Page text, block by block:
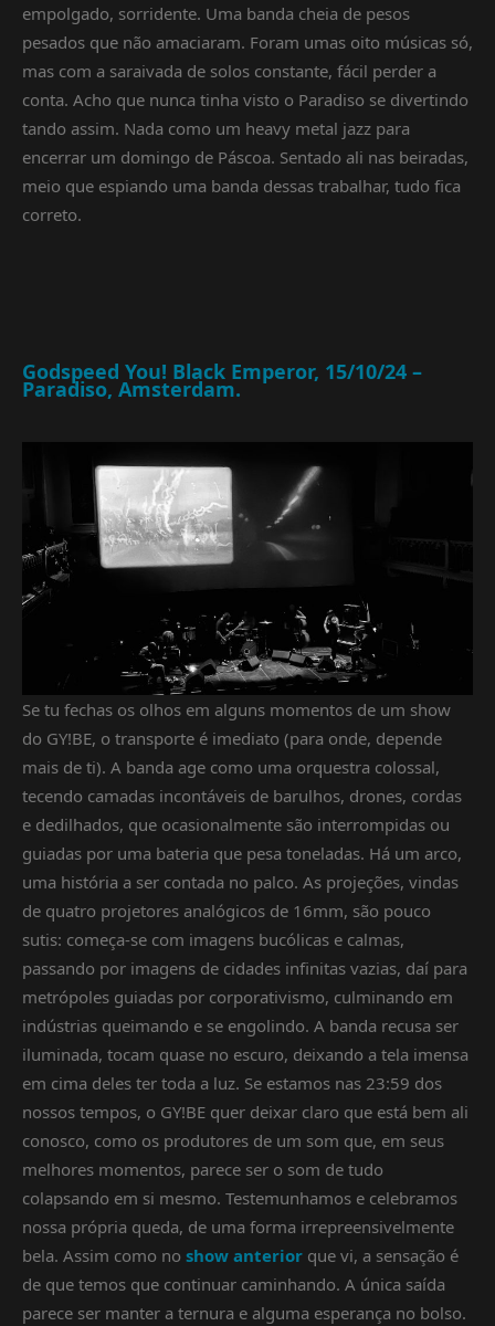
empolgado, sorridente. Uma banda cheia de pesos
pesados que não amaciaram. Foram umas oito músicas só,
mas com a saraivada de solos constante, fácil perder a
conta. Acho que nunca tinha visto o Paradiso se divertindo
tando assim. Nada como um heavy metal jazz para
encerrar um domingo de Páscoa. Sentado ali nas beiradas,
meio que espiando uma banda dessas trabalhar, tudo fica
correto.
Godspeed You! Black Emperor, 15/10/24 –
Paradiso, Amsterdam.
Se tu fechas os olhos em alguns momentos de um show
do GY!BE, o transporte é imediato (para onde, depende
mais de ti). A banda age como uma orquestra colossal,
tecendo camadas incontáveis de barulhos, drones, cordas
e dedilhados, que ocasionalmente são interrompidas ou
guiadas por uma bateria que pesa toneladas. Há um arco,
uma história a ser contada no palco. As projeções, vindas
de quatro projetores analógicos de 16mm, são pouco
sutis: começa-se com imagens bucólicas e calmas,
passando por imagens de cidades infinitas vazias, daí para
metrópoles guiadas por corporativismo, culminando em
indústrias queimando e se engolindo. A banda recusa ser
iluminada, tocam quase no escuro, deixando a tela imensa
em cima deles ter toda a luz. Se estamos nas 23:59 dos
nossos tempos, o GY!BE quer deixar claro que está bem ali
conosco, como os produtores de um som que, em seus
melhores momentos, parece ser o som de tudo
colapsando em si mesmo. Testemunhamos e celebramos
nossa própria queda, de uma forma irrepreensivelmente
bela. Assim como no show anterior que vi, a sensação é
de que temos que continuar caminhando. A única saída
parece ser manter a ternura e alguma esperança no bolso.